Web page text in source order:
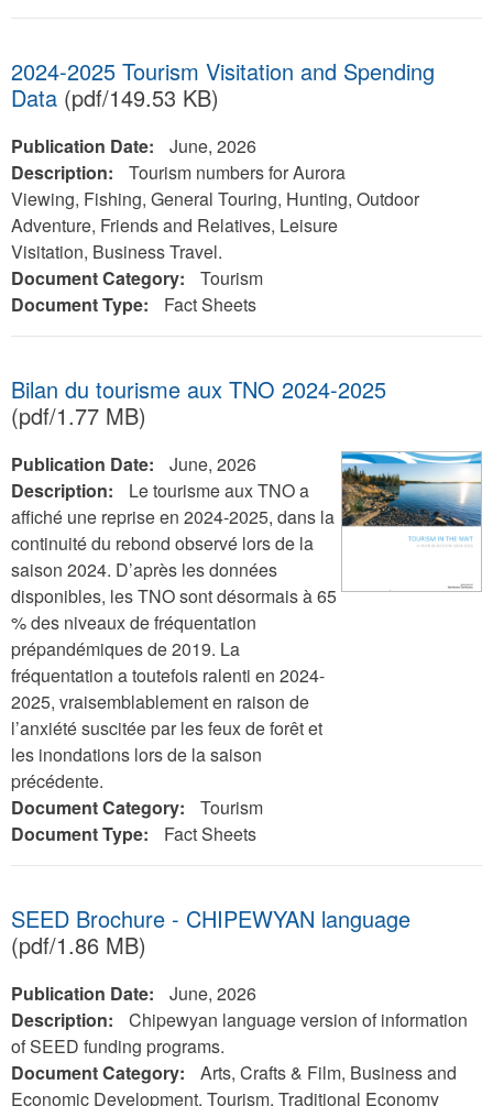
2024-2025 Tourism Visitation and Spending
Data (pdf/149.53 KB)
Publication Date:
June, 2026
Description:
Tourism numbers for Aurora
Viewing, Fishing, General Touring, Hunting, Outdoor
Adventure, Friends and Relatives, Leisure
Visitation, Business Travel.
Document Category:
Tourism
Document Type:
Fact Sheets
Bilan du tourisme aux TNO 2024-2025
(pdf/1.77 MB)
Publication Date:
June, 2026
Description:
Le tourisme aux TNO a
affiché une reprise en 2024-2025, dans la
continuité du rebond observé lors de la
saison 2024. D’après les données
disponibles, les TNO sont désormais à 65
% des niveaux de fréquentation
prépandémiques de 2019. La
fréquentation a toutefois ralenti en 2024-
2025, vraisemblablement en raison de
l’anxiété suscitée par les feux de forêt et
les inondations lors de la saison
précédente.
Document Category:
Tourism
Document Type:
Fact Sheets
SEED Brochure - CHIPEWYAN language
(pdf/1.86 MB)
Publication Date:
June, 2026
Description:
Chipewyan language version of information
of SEED funding programs.
Document Category:
Arts, Crafts & Film, Business and
Economic Development, Tourism, Traditional Economy